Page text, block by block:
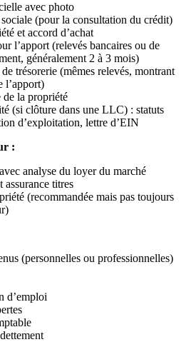
avec photo
(pour la consultation du crédit)
et accord d’achat
l’apport (relevés bancaires ou de
généralement 2 à 3 mois)
trésorerie (mêmes relevés, montrant
l’apport)
de la propriété
(si clôture dans une LLC) : statuts
d’exploitation, lettre d’EIN
:
analyse du loyer du marché
assurance titres
(recommandée mais pas toujours
(personnelles ou professionnelles)
d’emploi